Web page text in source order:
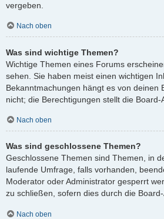
vergeben.
Nach oben
Was sind wichtige Themen?
Wichtige Themen eines Forums
sehen. Sie haben meist einen wichtigen
Bekanntmachungen hängt es von
nicht; die Berechtigungen stellt die Board-
Nach oben
Was sind geschlossene Themen?
Geschlossene Themen sind Themen, in
laufende Umfrage, falls vorhanden,
Moderator oder Administrator gesperrt
zu schließen, sofern dies durch die
Nach oben